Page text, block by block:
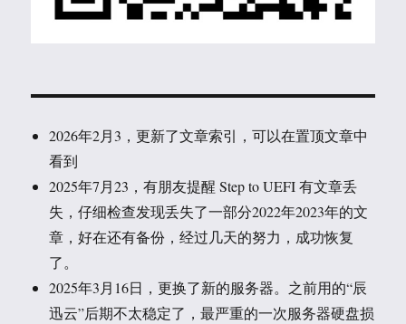
2026年2月3，更新了文章索引，可以在置顶文章中
看到
2025年7月23，有朋友提醒 Step to UEFI 有文章丢
失，仔细检查发现丢失了一部分2022年2023年的文
章，好在还有备份，经过几天的努力，成功恢复
了。
2025年3月16日，更换了新的服务器。之前用的“辰
迅云”后期不太稳定了，最严重的一次服务器硬盘损